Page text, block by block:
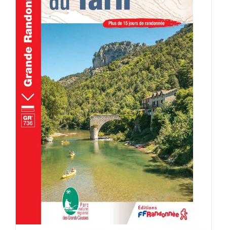
AJOUTER AU PANIER / DÉTAILS